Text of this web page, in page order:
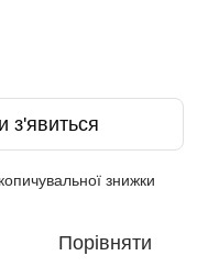
з'явиться
знижки
Порівняти